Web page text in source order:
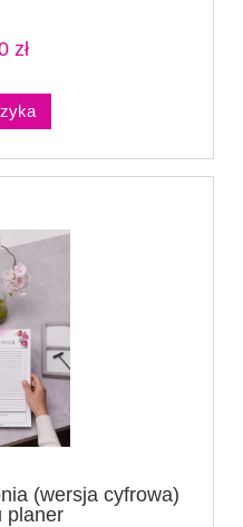
zł
(wersja cyfrowa)
planer